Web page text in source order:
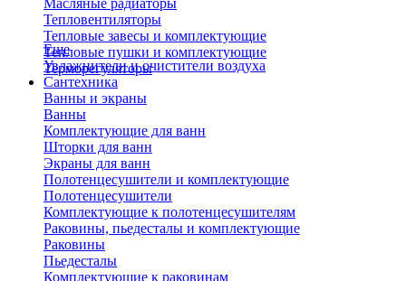
Масляные радиаторы
Тепловентиляторы
Тепловые завесы и комплектующие
Тепловые пушки и комплектующие
Терморегуляторы
Еще
Увлажнители и очистители воздуха
Сантехника
Ванны и экраны
Ванны
Комплектующие для ванн
Шторки для ванн
Экраны для ванн
Полотенцесушители и комплектующие
Полотенцесушители
Комплектующие к полотенцесушителям
Раковины, пьедесталы и комплектующие
Раковины
Пьедесталы
Комплектующие к раковинам